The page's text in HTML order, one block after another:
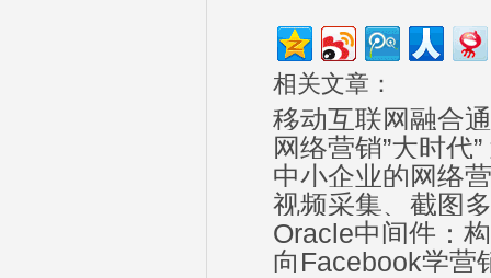
相关文章：
移动互联网融合
网络营销”大时代
中小企业的网络
视频采集、截图
Oracle中间件：
向Facebook学营